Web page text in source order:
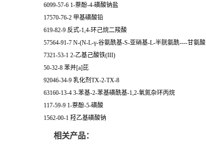
6099-57-6 1-萘酚-4-磺酸钠盐
17570-76-2 甲基磺酸铅
619-82-9 反式-1,4-环己烷二羧酸
57564-91-7 N-(N-L-γ-谷氨酰基-S-亚硝基-L-半胱氨酰----甘氨酸
7321-53-1 2-乙基己酸铁(III)
50-32-8 苯并[a]芘
92046-34-9 乳化剂TX-2-TX-8
63160-13-4 3-苯基-2-苯基磺酰基-1,2-氧氮杂环丙烷
117-59-9 1-萘酚-5-磺酸
1562-00-1 羟乙基磺酸钠
相关产品：